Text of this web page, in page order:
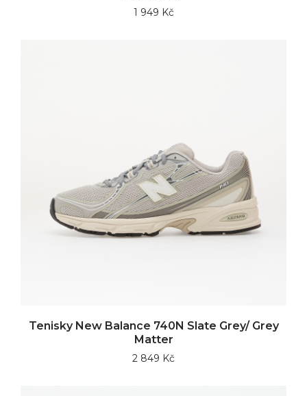
1 949 Kč
Tenisky New Balance 740N Slate Grey/ Grey
Matter
2 849 Kč